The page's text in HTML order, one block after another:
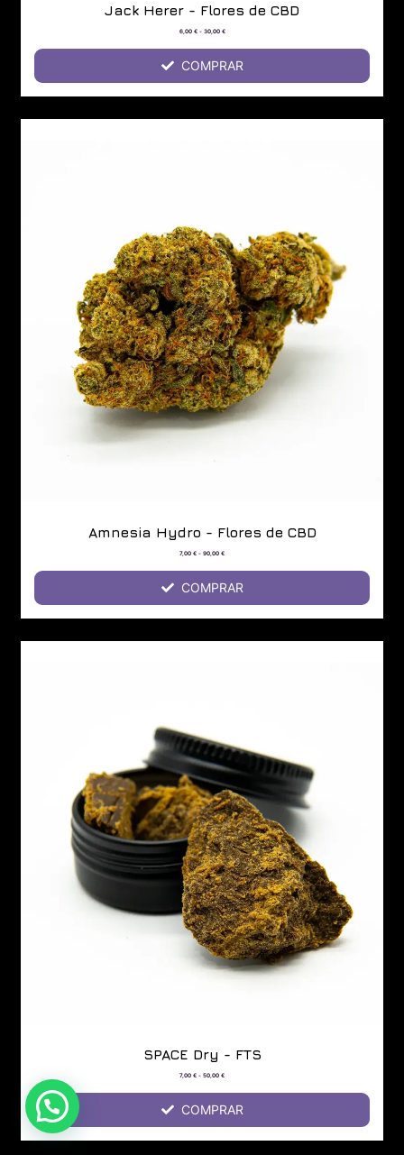
Jack Herer - Flores de CBD
6,00 € - 30,00 €
COMPRAR
Amnesia Hydro - Flores de CBD
7,00 € - 90,00 €
COMPRAR
SPACE Dry - FTS
7,00 € - 50,00 €
COMPRAR